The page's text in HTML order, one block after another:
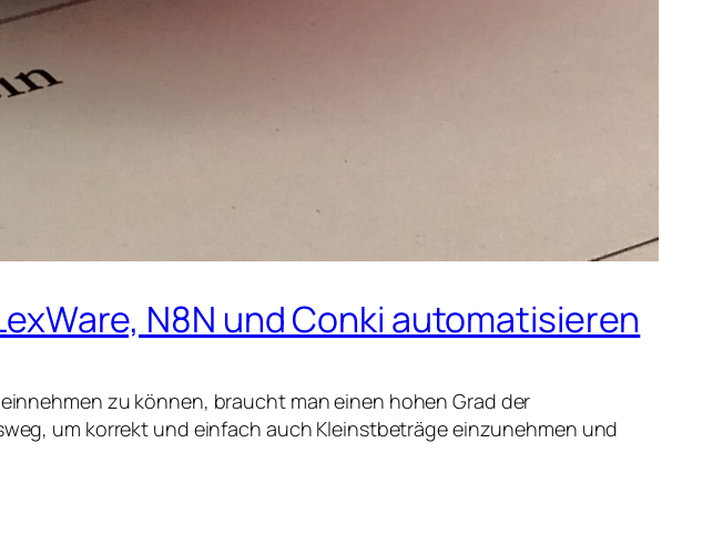
N8N und Conki automatisieren
zu können, braucht man einen hohen Grad der
um korrekt und einfach auch Kleinstbeträge einzunehmen und